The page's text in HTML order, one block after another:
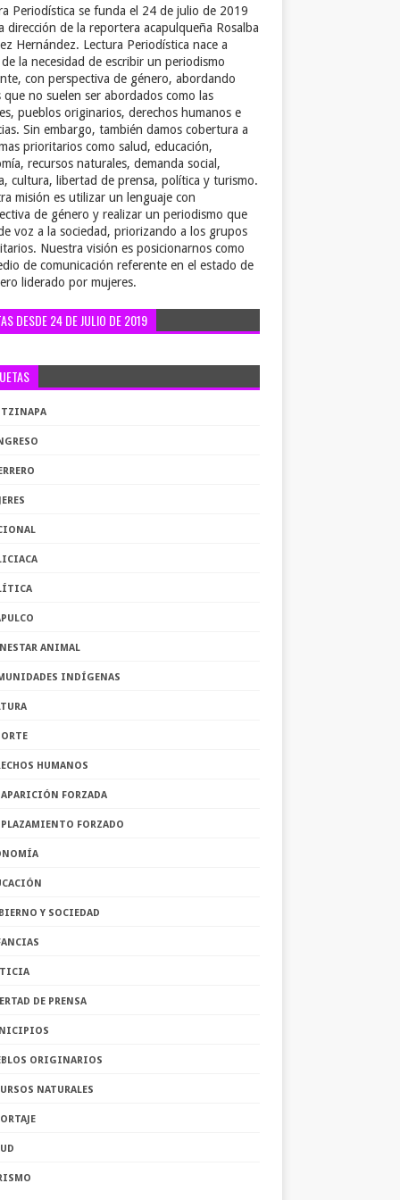
Periodística se funda el 24 de julio de 2019
dirección de la reportera acapulqueña Rosalba
Hernández. Lectura Periodística nace a
la necesidad de escribir un periodismo
con perspectiva de género, abordando
que no suelen ser abordados como las
pueblos originarios, derechos humanos e
Sin embargo, también damos cobertura a
prioritarios como salud, educación,
recursos naturales, demanda social,
cultura, libertad de prensa, política y turismo.
misión es utilizar un lenguaje con
de género y realizar un periodismo que
voz a la sociedad, priorizando a los grupos
Nuestra visión es posicionarnos como
de comunicación referente en el estado de
liderado por mujeres.
DESDE 24 DE JULIO DE 2019
ANIMAL
INDÍGENAS
HUMANOS
FORZADA
FORZADO
Y SOCIEDAD
DE PRENSA
ORIGINARIOS
NATURALES